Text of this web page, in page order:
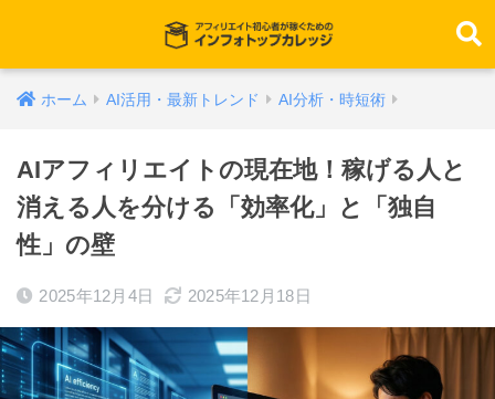
ホーム AI活用・最新トレンド AI分析・時短術
AIアフィリエイトの現在地！稼げる人と
消える人を分ける「効率化」と「独自
性」の壁
2025年12月4日 2025年12月18日